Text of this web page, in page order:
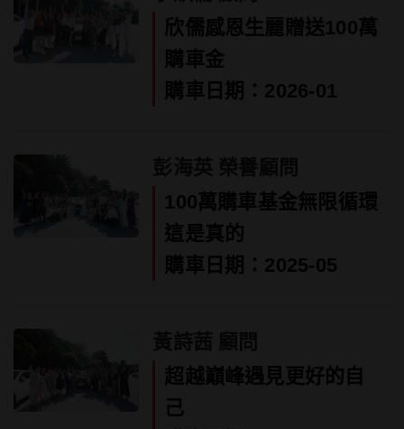
欣儒感恩生麗贈送100萬
購車金
購車日期：2026-01
100萬購車基金無限循環
這是真的
購車日期：2025-05
超越巔峰遇見更好的自
己